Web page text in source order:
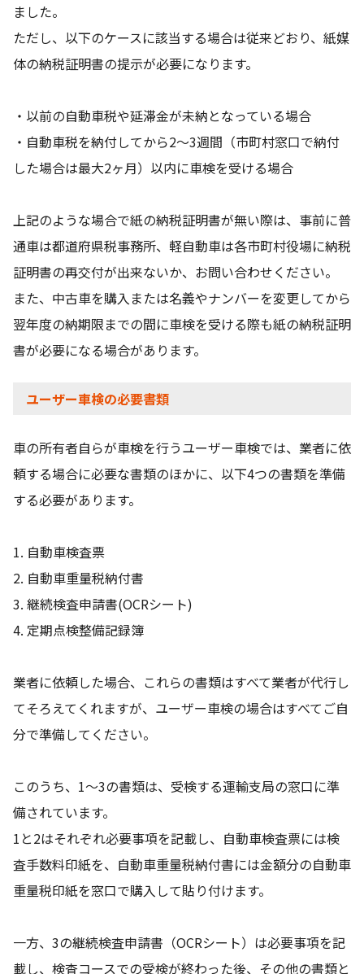
ました。
ただし、以下のケースに該当する場合は従来どおり、紙媒
体の納税証明書の提示が必要になります。
・以前の自動車税や延滞金が未納となっている場合
・自動車税を納付してから2～3週間（市町村窓口で納付
した場合は最大2ヶ月）以内に車検を受ける場合
上記のような場合で紙の納税証明書が無い際は、事前に普
通車は都道府県税事務所、軽自動車は各市町村役場に納税
証明書の再交付が出来ないか、お問い合わせください。
また、中古車を購入または名義やナンバーを変更してから
翌年度の納期限までの間に車検を受ける際も紙の納税証明
書が必要になる場合があります。
ユーザー車検の必要書類
車の所有者自らが車検を行うユーザー車検では、業者に依
頼する場合に必要な書類のほかに、以下4つの書類を準備
する必要があります。
1. 自動車検査票
2. 自動車重量税納付書
3. 継続検査申請書(OCRシート)
4. 定期点検整備記録簿
業者に依頼した場合、これらの書類はすべて業者が代行し
てそろえてくれますが、ユーザー車検の場合はすべてご自
分で準備してください。
このうち、1～3の書類は、受検する運輸支局の窓口に準
備されています。
1と2はそれぞれ必要事項を記載し、自動車検査票には検
査手数料印紙を、自動車重量税納付書には金額分の自動車
重量税印紙を窓口で購入して貼り付けます。
一方、3の継続検査申請書（OCRシート）は必要事項を記
載し、検査コースでの受検が終わった後、その他の書類と